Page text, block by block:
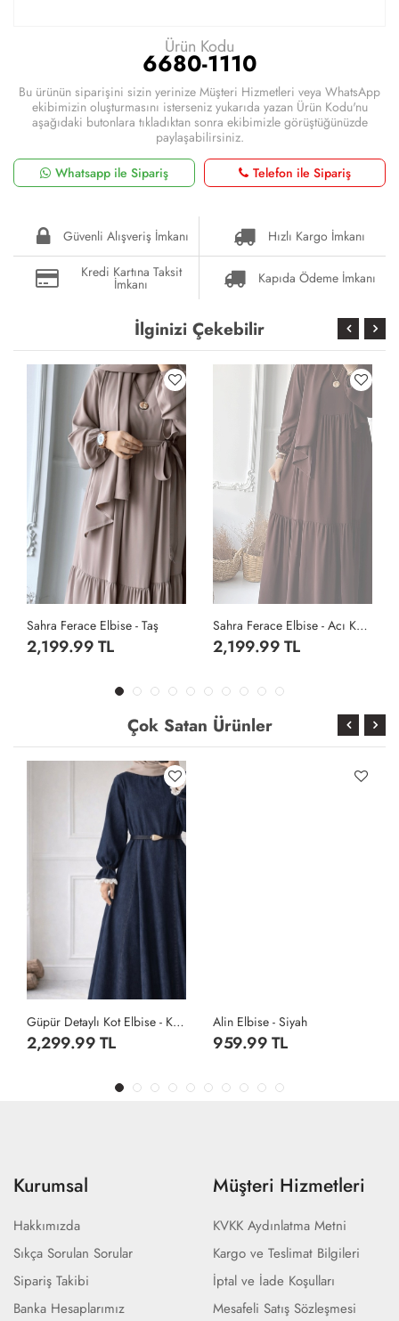
Ürün Kodu
6680-1110
Bu ürünün siparişini sizin yerinize Müşteri Hizmetleri veya WhatsApp
ekibimizin oluşturmasını isterseniz yukarıda yazan Ürün Kodu'nu
aşağıdaki butonlara tıkladıktan sonra ekibimizle görüştüğünüzde
paylaşabilirsiniz.
Whatsapp ile Sipariş
Telefon ile Sipariş
Güvenli Alışveriş İmkanı
Hızlı Kargo İmkanı
Kredi Kartına Taksit
İmkanı Kapıda Ödeme İmkanı
İlginizi Çekebilir
Sahra Ferace Elbise - Taş
2,199.99 TL
Sahra Ferace Elbise - Acı Kahve
2,199.99 TL
Çok Satan Ürünler
Güpür Detaylı Kot Elbise - Koyu Lacivert
2,299.99 TL
Alin Elbise - Siyah
959.99 TL
Kurumsal
Hakkımızda
Sıkça Sorulan Sorular
Sipariş Takibi
Banka Hesaplarımız
Müşteri Hizmetleri
KVKK Aydınlatma Metni
Kargo ve Teslimat Bilgileri
İptal ve İade Koşulları
Mesafeli Satış Sözleşmesi